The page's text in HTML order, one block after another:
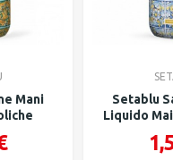
Mani
Setablu
Liquido